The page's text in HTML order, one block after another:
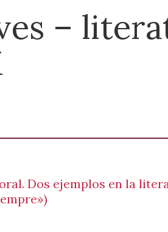
–
Dos ejemplos en la